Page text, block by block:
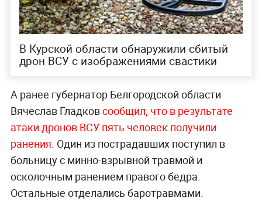
В Курской области обнаружили сбитый
дрон ВСУ с изображениями свастики
А ранее губернатор Белгородской области
Вячеслав Гладковсообщил, что в результате
атаки дронов ВСУ пять человек получили
ранения. Один из пострадавших поступил в
больницу с минно-взрывной травмой и
осколочным ранением правого бедра.
Остальные отделались баротравмами.